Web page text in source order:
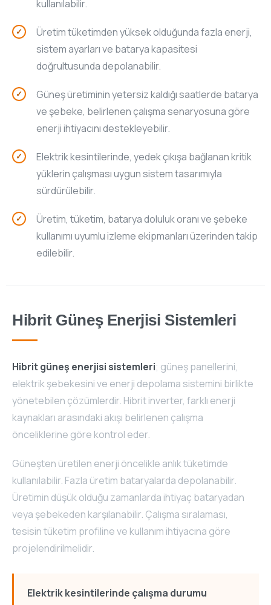
kullanılabilir.
Üretim tüketimden yüksek olduğunda fazla enerji,
sistem ayarları ve batarya kapasitesi
doğrultusunda depolanabilir.
Güneş üretiminin yetersiz kaldığı saatlerde batarya
ve şebeke, belirlenen çalışma senaryosuna göre
enerji ihtiyacını destekleyebilir.
Elektrik kesintilerinde, yedek çıkışa bağlanan kritik
yüklerin çalışması uygun sistem tasarımıyla
sürdürülebilir.
Üretim, tüketim, batarya doluluk oranı ve şebeke
kullanımı uyumlu izleme ekipmanları üzerinden takip
edilebilir.
Hibrit Güneş Enerjisi Sistemleri
Hibrit güneş enerjisi sistemleri; güneş panellerini,
elektrik şebekesini ve enerji depolama sistemini birlikte
yönetebilen çözümlerdir. Hibrit inverter, farklı enerji
kaynakları arasındaki akışı belirlenen çalışma
önceliklerine göre kontrol eder.
Güneşten üretilen enerji öncelikle anlık tüketimde
kullanılabilir. Fazla üretim bataryalarda depolanabilir.
Üretimin düşük olduğu zamanlarda ihtiyaç bataryadan
veya şebekeden karşılanabilir. Çalışma sıralaması,
tesisin tüketim profiline ve kullanım ihtiyacına göre
projelendirilmelidir.
Elektrik kesintilerinde çalışma durumu